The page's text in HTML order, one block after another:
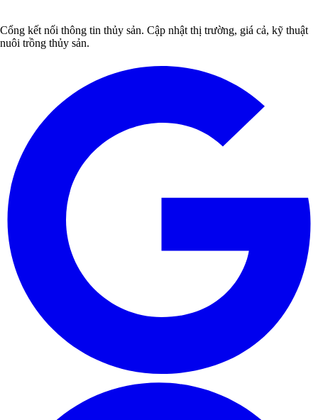
Cổng kết nối thông tin thủy sản. Cập nhật thị trường, giá cả, kỹ thuật
nuôi trồng thủy sản.